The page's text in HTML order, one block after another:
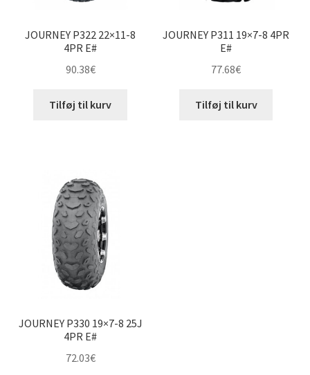
JOURNEY P322 22×11-8
4PR E#
90.38€
Tilføj til kurv
JOURNEY P311 19×7-8 4PR
E#
77.68€
Tilføj til kurv
JOURNEY P330 19×7-8 25J
4PR E#
72.03€